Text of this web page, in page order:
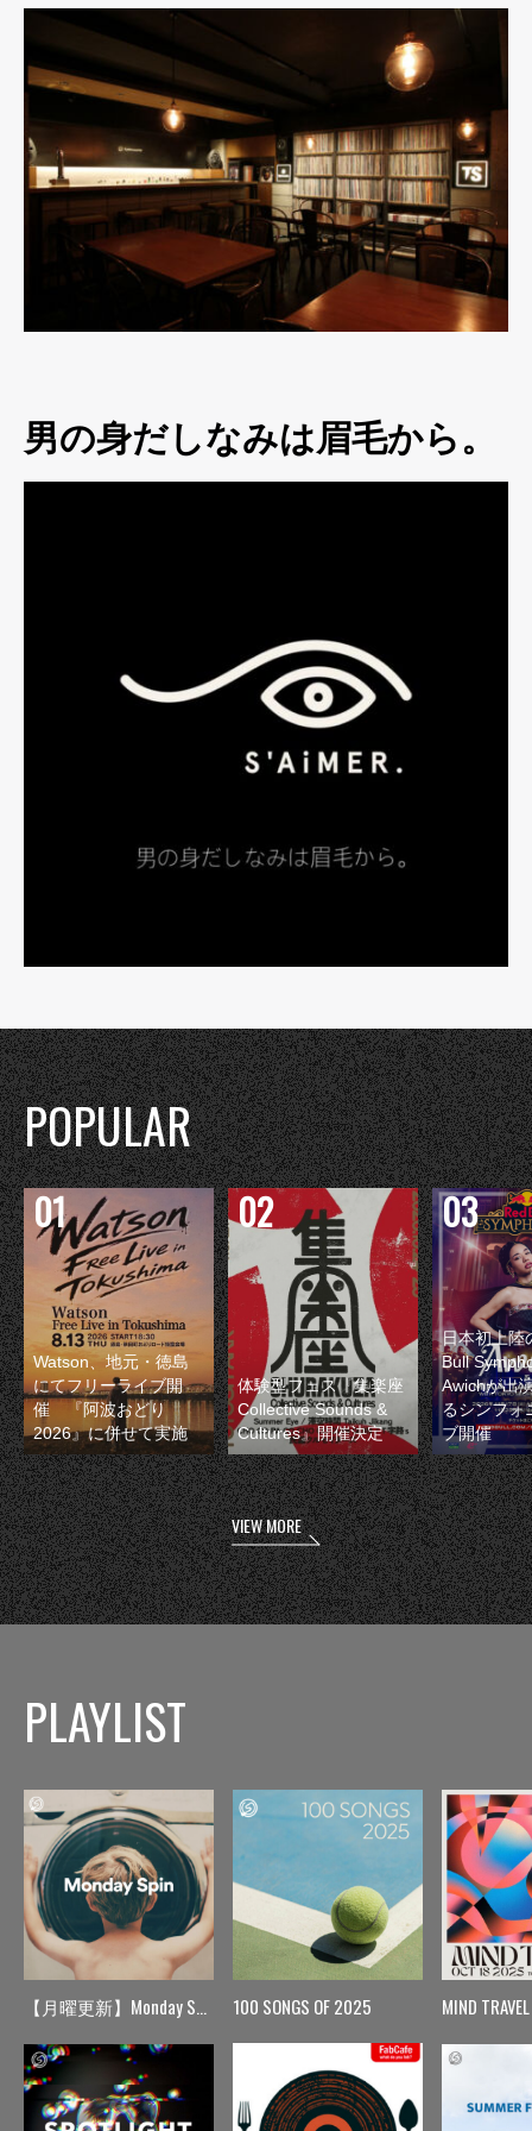
男の身だしなみは眉毛から。
POPULAR
Watson、地元・徳島
にてフリーライブ開
催 『阿波おどり
2026』に併せて実施
体験型フェス『集楽座
Collective Sounds &
Cultures』開催決定
日本初上陸
Bull
Awichが出
るシンフォ
ブ開催
VIEW MORE
PLAYLIST
【月曜更新】Monday Spin 100 SONGS OF 2025 MIND TRAVEL